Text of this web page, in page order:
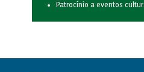
Patrocínio a eventos